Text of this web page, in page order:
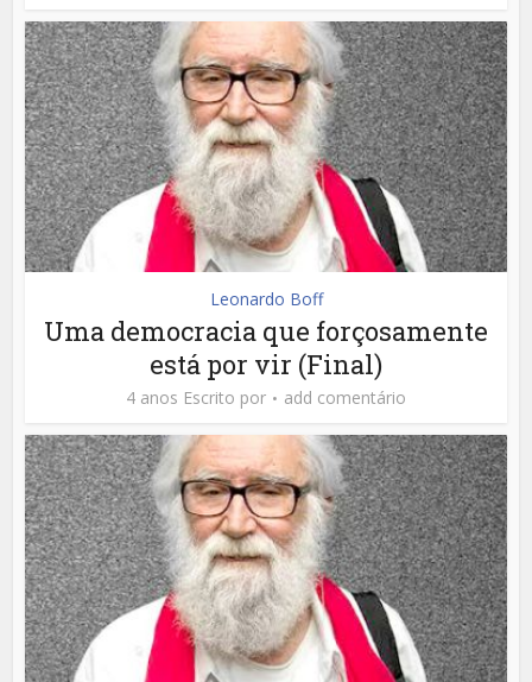
Leonardo Boff
Uma democracia que forçosamente
está por vir (Final)
4 anos Escrito por add comentário